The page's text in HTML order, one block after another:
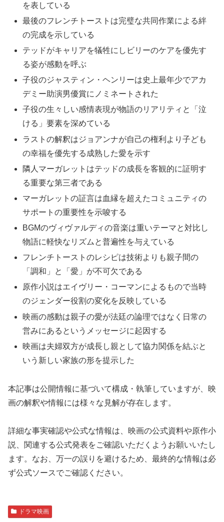
を表している
最後のフレンチトーストは完璧な共同作業による絆
の完成を示している
テッドがキャリアを犠牲にしビリーのケアを優先す
る姿が感動を呼ぶ
子役のジャスティン・ヘンリーは史上最年少でアカ
デミー助演男優賞にノミネートされた
子役の生々しい感情表現が物語のリアリティと「泣
ける」要素を深めている
ラストの解釈はジョアンナが自己の権利より子ども
の幸福を優先する成熟した愛を示す
隣人マーガレットはテッドの成長を客観的に証明す
る重要な第三者である
マーガレットの証言は血縁を超えたコミュニティの
サポートの重要性を示唆する
BGMのヴィヴァルディの音楽は重いテーマと対比し
物語に軽快なリズムと普遍性を与えている
フレンチトーストのレシピは技術よりも親子間の
「調和」と「愛」が不可欠である
原作小説はエイヴリー・コーマンによるもので当時
のジェンダー役割の変化を反映している
映画の感動は親子の愛が法廷の論理ではなく日常の
営みにあるというメッセージに起因する
映画は夫婦双方が成長し親として協力関係を結ぶと
いう新しい家族の形を提示した
本記事は公開情報に基づいて構成・執筆していますが、映
画の解釈や情報には様々な見解が存在します。
詳細な事実確認や公式な情報は、映画の公式資料や原作小
説、関連する公式発表をご確認いただくようお願いいたし
ます。なお、万一の誤りを避けるため、最終的な情報は必
ず公式ソースでご確認ください。
ドラマ映画